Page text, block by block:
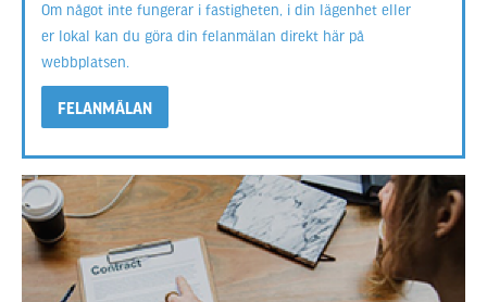
Om något inte fungerar i fastigheten, i din lägenhet eller
er lokal kan du göra din felanmälan direkt här på
webbplatsen.
FELANMÄLAN